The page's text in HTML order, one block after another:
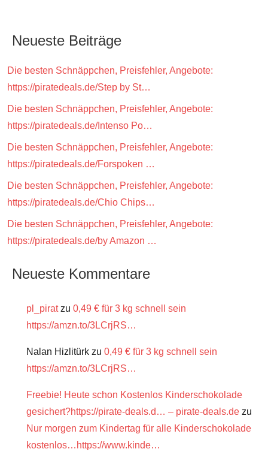
Neueste Beiträge
Die besten Schnäppchen, Preisfehler, Angebote:
https://piratedeals.de/Step by St…
Die besten Schnäppchen, Preisfehler, Angebote:
https://piratedeals.de/Intenso Po…
Die besten Schnäppchen, Preisfehler, Angebote:
https://piratedeals.de/Forspoken …
Die besten Schnäppchen, Preisfehler, Angebote:
https://piratedeals.de/Chio Chips…
Die besten Schnäppchen, Preisfehler, Angebote:
https://piratedeals.de/by Amazon …
Neueste Kommentare
pl_piratzu 0,49 € für 3 kg schnell sein
https://amzn.to/3LCrjRS…
Nalan Hizlitürk zu 0,49 € für 3 kg schnell sein
https://amzn.to/3LCrjRS…
Freebie! Heute schon Kostenlos Kinderschokolade
gesichert?https://pirate-deals.d… – pirate-deals.de zu
Nur morgen zum Kindertag für alle Kinderschokolade
kostenlos…https://www.kinde…